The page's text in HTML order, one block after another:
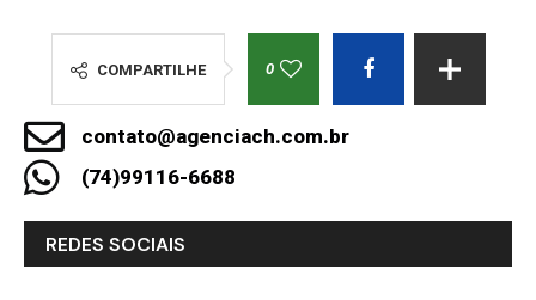
COMPARTILHE 0
contato@agenciach.com.br
(74)99116-6688
REDES SOCIAIS